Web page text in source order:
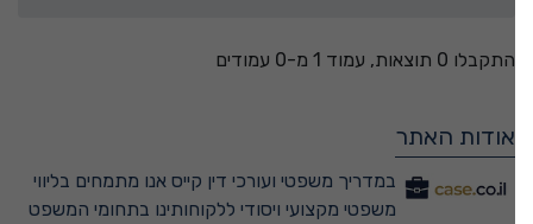
התקבלו 0 תוצאות, עמוד 1 מ-0 עמודים
אודות האתר
במדריך משפטי ועורכי דין קייס אנו מתמחים בליווי
משפטי מקצועי ויסודי ללקוחותינו בתחומי המשפט